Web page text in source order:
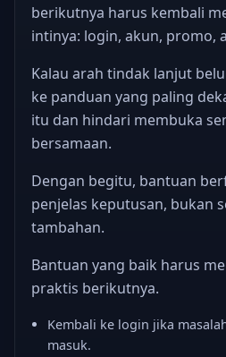
berikutnya harus kembali
intinya: login, akun, promo,
Kalau arah tindak lanjut
ke panduan yang paling
itu dan hindari membuka
bersamaan.
Dengan begitu, bantuan
penjelas keputusan, bukan
tambahan.
Bantuan yang baik harus
praktis berikutnya.
Kembali ke login jika
masuk.